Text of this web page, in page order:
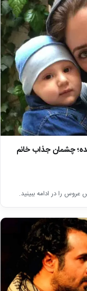
چشمان جذاب خانم
را در ادامه ببینید.